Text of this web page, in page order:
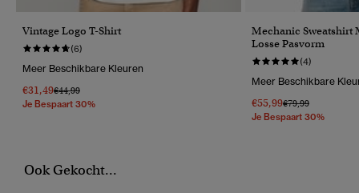
Vintage Logo T-Shirt
(6)
Meer Beschikbare Kleuren
€31,49Prijs Verlaagd Van
€44,99Naar
Je Bespaart 30%
Mechanic Sweatshirt
Losse Pasvorm
(4)
Meer Beschikbare
€55,99Prijs Verlaagd Van
€79,99Naar
Je Bespaart 30%
Ook Gekocht...